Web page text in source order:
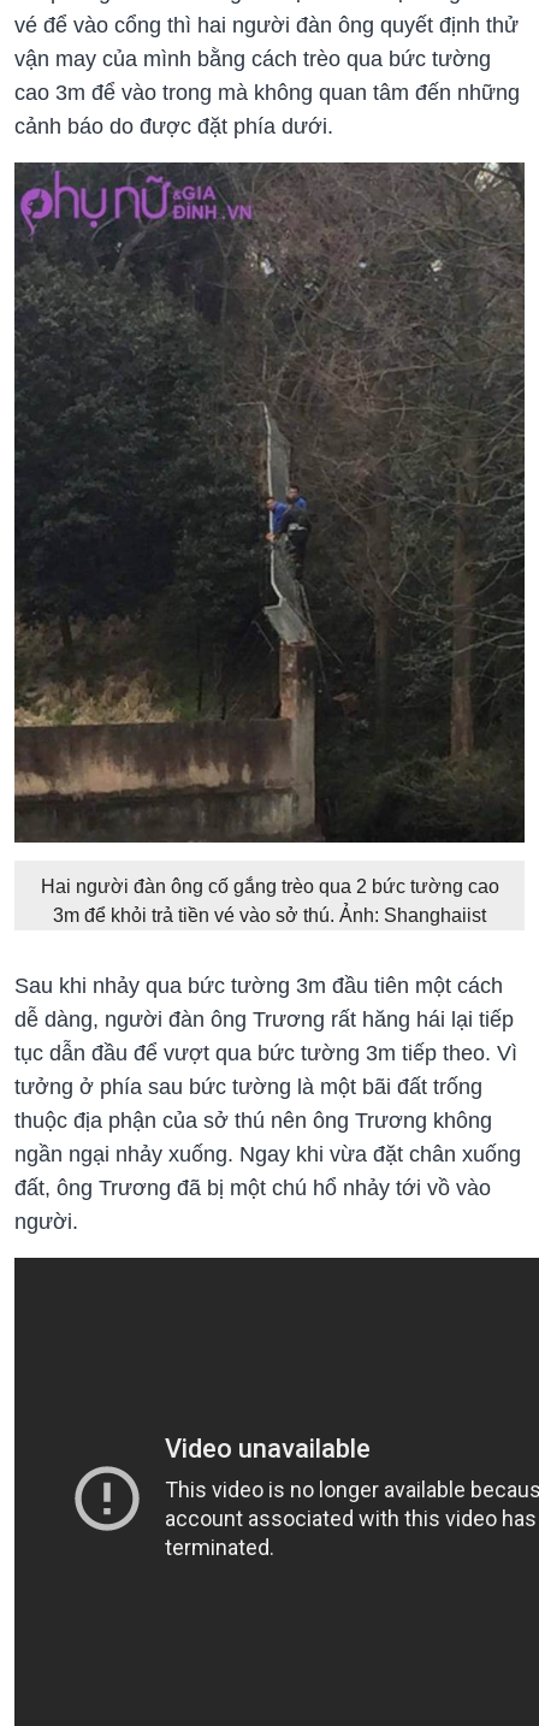
vé để vào cổng thì hai người đàn ông quyết định thử
vận may của mình bằng cách trèo qua bức tường
cao 3m để vào trong mà không quan tâm đến những
cảnh báo do được đặt phía dưới.
Hai người đàn ông cố gắng trèo qua 2 bức tường cao
3m để khỏi trả tiền vé vào sở thú. Ảnh: Shanghaiist
Sau khi nhảy qua bức tường 3m đầu tiên một cách
dễ dàng, người đàn ông Trương rất hăng hái lại tiếp
tục dẫn đầu để vượt qua bức tường 3m tiếp theo. Vì
tưởng ở phía sau bức tường là một bãi đất trống
thuộc địa phận của sở thú nên ông Trương không
ngần ngại nhảy xuống. Ngay khi vừa đặt chân xuống
đất, ông Trương đã bị một chú hổ nhảy tới vồ vào
người.